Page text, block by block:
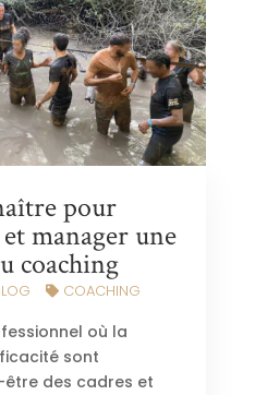
pour
manager une
coaching
COACHING
où la
sont
être des cadres et